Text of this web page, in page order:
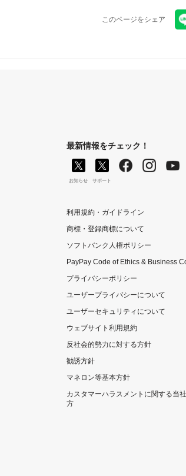
このページをシェア
最新情報をチェック！
お知らせ サポート
利用規約・ガイドライン
商標・登録商標について
ソフトバンク人権ポリシー
PayPay Code of Ethics & Business
プライバシーポリシー
ユーザープライバシーについて
ユーザーセキュリティについて
ウェブサイト利用規約
反社会的勢力に対する方針
勧誘方針
マネロン等基本方針
カスタマーハラスメントに関する当
方